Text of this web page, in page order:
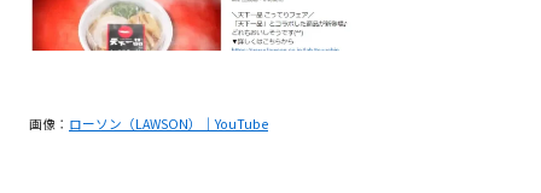
画像： ローソン（LAWSON）｜YouTube